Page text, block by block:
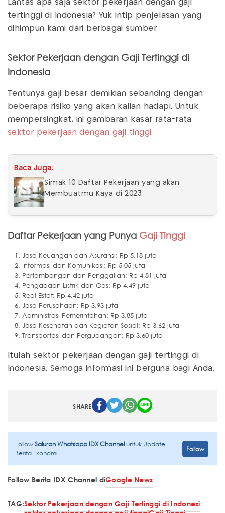
Lantas apa saja sektor pekerjaan dengan gaji
tertinggi di Indonesia? Yuk intip penjelasan yang
dihimpun kami dari berbagai sumber.
Sektor Pekerjaan dengan Gaji Tertinggi di
Indonesia
Tentunya gaji besar demikian sebanding dengan
beberapa risiko yang akan kalian hadapi. Untuk
mempersingkat, ini gambaran kasar rata-rata
sektor pekerjaan dengan gaji tinggi.
Baca Juga:
Simak 10 Daftar Pekerjaan yang akan
Membuatmu Kaya di 2023
Daftar Pekerjaan yang Punya Gaji Tinggi
Jasa Keuangan dan Asuransi: Rp 5,18 juta
Informasi dan Komunikasi: Rp 5,05 juta
Pertambangan dan Penggalian: Rp 4,81 juta
Pengadaan Listrik dan Gas: Rp 4,49 juta
Real Estat: Rp 4,42 juta
Jasa Perusahaan: Rp 3,93 juta
Administrasi Pemerintahan: Rp 3,85 juta
Jasa Kesehatan dan Kegiatan Sosial: Rp 3,62 juta
Transportasi dan Pergudangan: Rp 3,60 juta
Itulah sektor pekerjaan dengan gaji tertinggi di
Indonesia. Semoga informasi ini berguna bagi Anda.
SHARE
FollowSaluran Whatsapp IDX Channeluntuk Update
Berita Ekonomi
Follow
Follow Berita IDX Channel diGoogle News
TAG:Sektor Pekerjaan dengan Gaji Tertinggi di Indonesi